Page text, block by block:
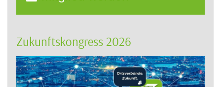
Zukunftskongress 2026